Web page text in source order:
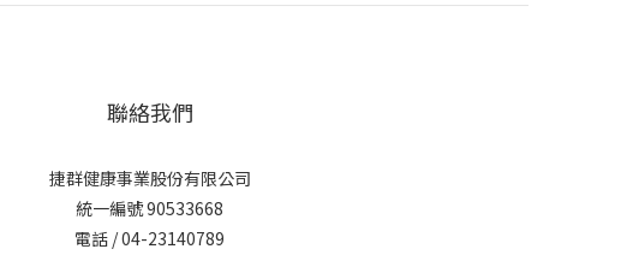
聯絡我們
捷群健康事業股份有限公司
統一編號 90533668
電話 / 04-23140789